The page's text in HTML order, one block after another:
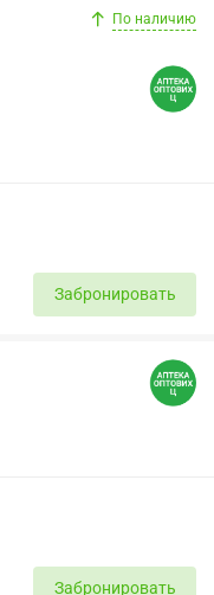
По наличию
Забронировать
Забронировать